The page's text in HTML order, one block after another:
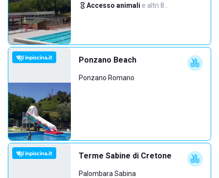
Accesso animali·e altri 8…
Ponzano Beach
Ponzano Romano
Terme Sabine di Cretone
Palombara Sabina